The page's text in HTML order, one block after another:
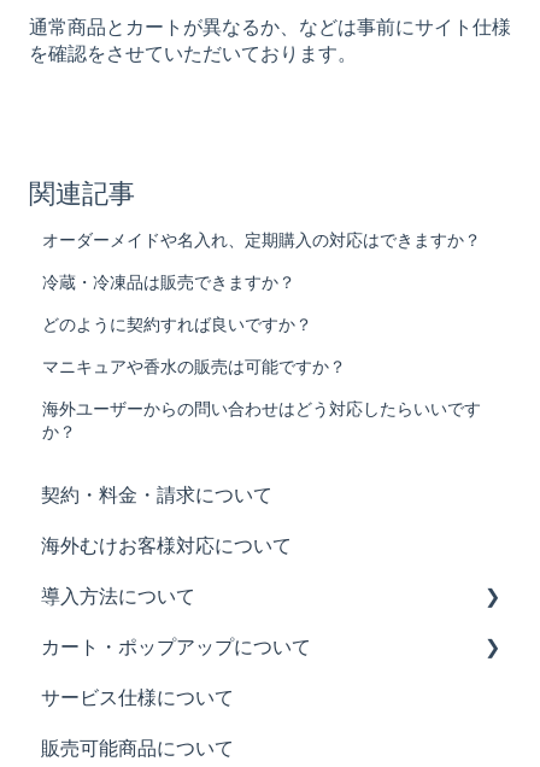
通常商品とカートが異なるか、などは事前にサイト仕様
を確認をさせていただいております。
関連記事
オーダーメイドや名入れ、定期購入の対応はできますか？
冷蔵・冷凍品は販売できますか？
どのように契約すれば良いですか？
マニキュアや香水の販売は可能ですか？
海外ユーザーからの問い合わせはどう対応したらいいです
か？
契約・料金・請求について
海外むけお客様対応について
導入方法について
基本の設置方法
各社タグ設置方法
カラーミーアプリについて
カート・ポップアップについて
販売制御について
Buyeeの表示について
サービス仕様について
販売可能商品について